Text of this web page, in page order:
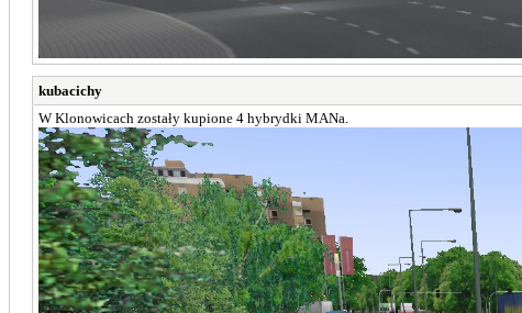
kubacichy
W Klonowicach zostały kupione 4 hybrydki MANa.